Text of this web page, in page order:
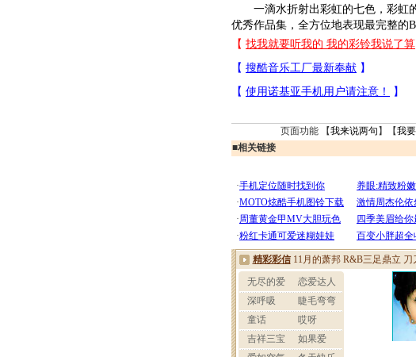
一滴水折射出彩虹的七色，彩虹
优秀作品集，全方位地表现最完整的
页面功能 【我来说两句 】【我
■相关链接